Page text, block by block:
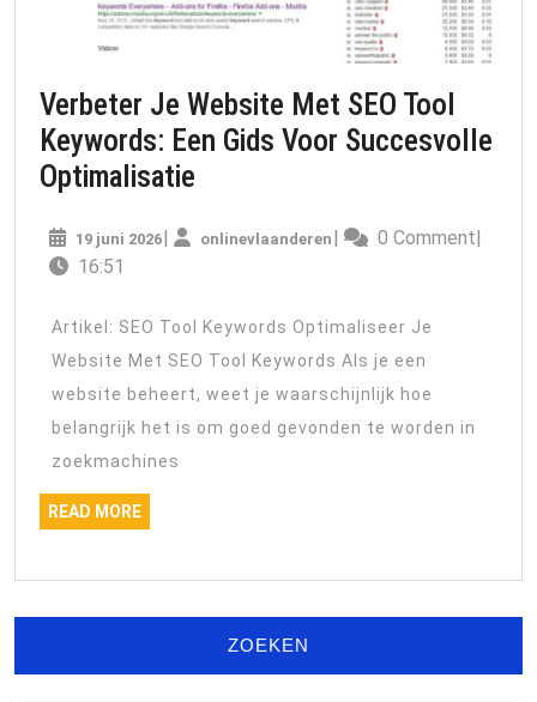
Verbeter Je Website Met SEO Tool
Keywords: Een Gids Voor Succesvolle
Optimalisatie
Website
SEO
Tool
Keywords:
Een
19 juni 202619
| onlinevlaanderen onlinevlaanderen
| 0 Comment|
16:51
Artikel: SEO Tool Keywords Optimaliseer Je
Website Met SEO Tool Keywords Als je een
website beheert, weet je waarschijnlijk hoe
belangrijk het is om goed gevonden te worden in
zoekmachines
READ MOREREAD
MORE
ZOEKEN